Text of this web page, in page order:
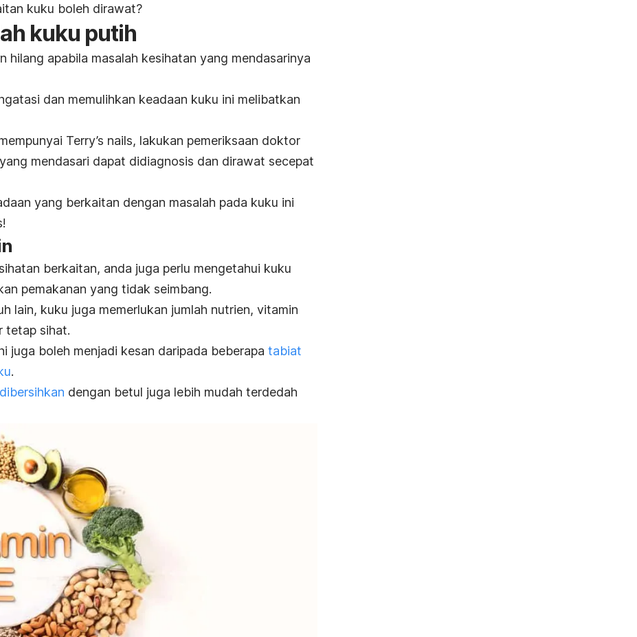
kuku boleh dirawat?
kuku putih
hilang apabila masalah kesihatan yang mendasarinya
dan memulihkan keadaan kuku ini melibatkan
Terry’s nails, lakukan pemeriksaan doktor
mendasari dapat didiagnosis dan dirawat secepat
yang berkaitan dengan masalah pada kuku ini
berkaitan, anda juga perlu mengetahui kuku
pemakanan yang tidak seimbang.
lain, kuku juga memerlukan jumlah nutrien, vitamin
tetap sihat.
juga boleh menjadi kesan daripada beberapa tabiat
.
dengan betul juga lebih mudah terdedah